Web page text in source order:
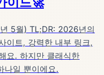
5월) TL;DR: 2026년의
이트, 강력한 내부 링크,
요. 하지만 클래식한
나일 뿐이에요.